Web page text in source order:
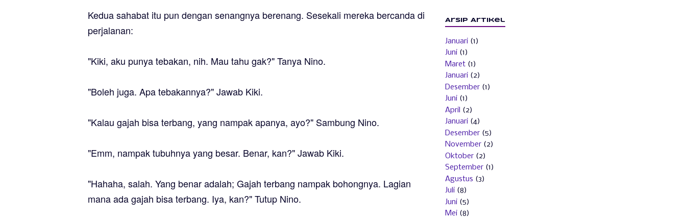
Kedua sahabat itu pun dengan senangnya berenang. Sesekali mereka bercanda di
perjalanan:
"Kiki, aku punya tebakan, nih. Mau tahu gak?" Tanya Nino.
"Boleh juga. Apa tebakannya?" Jawab Kiki.
"Kalau gajah bisa terbang, yang nampak apanya, ayo?" Sambung Nino.
"Emm, nampak tubuhnya yang besar. Benar, kan?" Jawab Kiki.
"Hahaha, salah. Yang benar adalah; Gajah terbang nampak bohongnya. Lagian
mana ada gajah bisa terbang. Iya, kan?" Tutup Nino.
Arsip Artikel
Januari (1)
Juni (1)
Maret (1)
Januari (2)
Desember (1)
Juni (1)
April (2)
Januari (4)
Desember (5)
November (2)
Oktober (2)
September (1)
Agustus (3)
Juli (8)
Juni (5)
Mei (8)